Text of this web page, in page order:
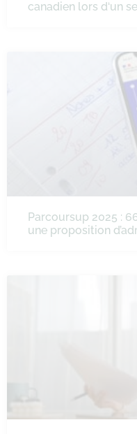
canadien lors d‘un
Parcoursup 2025 :
une proposition